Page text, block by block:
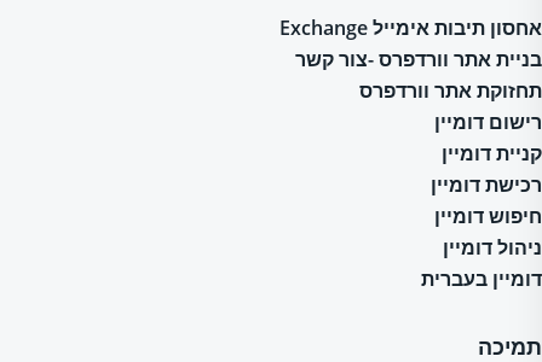
אחסון תיבות אימייל Exchange
בניית אתר וורדפרס -צור קשר
תחזוקת אתר וורדפרס
רישום דומיין
קניית דומיין
רכישת דומיין
חיפוש דומיין
ניהול דומיין
דומיין בעברית
תמיכה